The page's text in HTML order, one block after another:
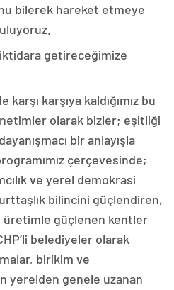
bilerek hareket etmeye
getireceğimize
karşıya kaldığımız bu
olarak bizler; eşitliği
bir anlayışla
çerçevesinde;
ve yerel demokrasi
bilincini güçlendiren,
güçlenen kentler
belediyeler olarak
birikim ve
yerelden genele uzanan